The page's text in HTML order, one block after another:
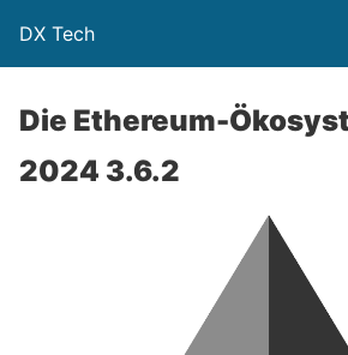
DX Tech
Die Ethereum-
2024 3.6.2